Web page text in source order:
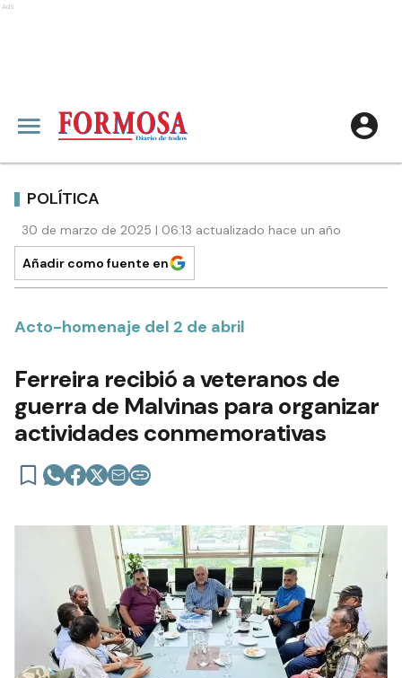
Ads
POLÍTICA
30 de marzo de 2025 | 06:13 actualizado hace un año
Añadir como fuente en
Acto-homenaje del 2 de abril
Ferreira recibió a veteranos de
guerra de Malvinas para organizar
actividades conmemorativas